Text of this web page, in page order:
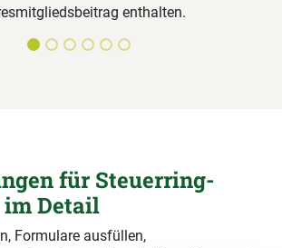
enthalten.
für Steuerring-
Detail
Formulare ausfüllen,